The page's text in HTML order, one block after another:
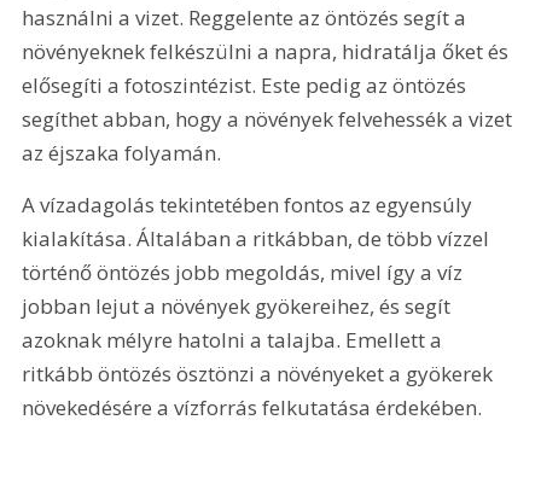
használni a vizet. Reggelente az öntözés segít a
növényeknek felkészülni a napra, hidratálja őket és
elősegíti a fotoszintézist. Este pedig az öntözés
segíthet abban, hogy a növények felvehessék a vizet
az éjszaka folyamán.
A vízadagolás tekintetében fontos az egyensúly
kialakítása. Általában a ritkábban, de több vízzel
történő öntözés jobb megoldás, mivel így a víz
jobban lejut a növények gyökereihez, és segít
azoknak mélyre hatolni a talajba. Emellett a
ritkább öntözés ösztönzi a növényeket a gyökerek
növekedésére a vízforrás felkutatása érdekében.